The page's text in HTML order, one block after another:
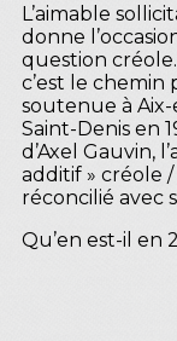
L’aimable
donne
question
c’est le chemin
soutenue à
Saint-Denis en
d’Axel Gauvin,
additif » créole /
réconcilié avec
Qu’en est-il en